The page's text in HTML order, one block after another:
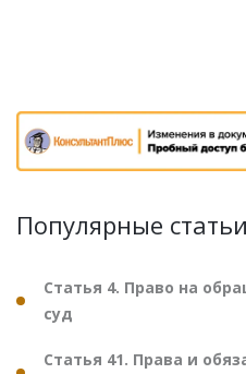
Популярные
Статья 4. Право на
суд
Статья 41. Права и